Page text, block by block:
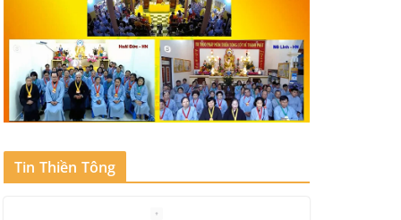
Tin Thiền Tông